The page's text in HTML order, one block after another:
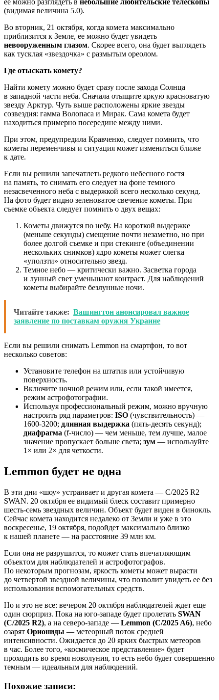
ее можно разглядеть в небольшие любительские телескопы
(видимая величина 5.0).
Во вторник, 21 октября, когда комета максимально
приблизится к Земле, ее можно будет увидеть
невооруженным глазом. Скорее всего, она будет выглядеть
как тусклая «звездочка» с размытым ореолом.
Где отыскать комету?
Найти комету можно будет сразу после захода Солнца
в западной части неба. Сначала отыщите яркую красноватую
звезду Арктур. Чуть выше расположены яркие звезды
созвездия: гамма Волопаса и Мирак. Сама комета будет
находиться примерно посередине между ними.
При этом, предупредила Кравченко, следует помнить, что
кометы переменчивы и ситуация может измениться ближе
к дате.
Если вы решили запечатлеть редкого небесного гостя
на память, то снимать его следует на фоне темного
незасвеченного неба с выдержкой всего несколько секунд.
На фото будет видно зеленоватое свечение кометы. При
съемке объекта следует помнить о двух вещах:
Кометы движутся по небу. На короткой выдержке
(меньше секунды) смещение почти незаметно, но при
более долгой съемке и при стекинге (объединении
нескольких снимков) ядро кометы может слегка
«уползти» относительно звезд.
Темное небо — критически важно. Засветка города
и лунный свет уменьшают контраст. Для наблюдений
кометы выбирайте безлунные ночи.
Читайте также: Вашингтон анонсировал важное
заявление по поставкам оружия Украине
Если вы решили снимать Lemmon на смартфон, то вот
несколько советов:
Установите телефон на штатив или устойчивую
поверхность.
Включите ночной режим или, если такой имеется,
режим астрофотографии.
Используя профессиональный режим, можно вручную
настроить ряд параметров: ISO (чувствительность) —
1600-3200; длинная выдержка (пять-десять секунд);
диафрагма (f-число) — чем меньше, тем лучше, малое
значение пропускает больше света; зум — используйте
1× или 2× для четкости.
Lemmon будет не одна
В эти дни «шоу» устраивает и другая комета — C/2025 R2
SWAN. 20 октября ее видимый блеск составит примерно
шесть-семь звездных величин. Объект будет виден в бинокль.
Сейчас комета находится недалеко от Земли и уже в это
воскресенье, 19 октября, подойдет максимально близко
к нашей планете — на расстояние 39 млн км.
Если она не разрушится, то может стать впечатляющим
объектом для наблюдателей и астрофотографов.
По некоторым прогнозам, яркость кометы может вырасти
до четвертой звездной величины, что позволит увидеть ее без
использования вспомогательных средств.
Но и это не все: вечером 20 октября наблюдателей ждет еще
один сюрприз. Пока на юго-западе будет пролетать SWAN
(C/2025 R2), а на северо-западе — Lemmon (C/2025 A6), небо
озарят Ориониды — метеорный поток средней
интенсивности. Ожидается до 20 ярких быстрых метеоров
в час. Более того, «космическое представление» будет
проходить во время новолуния, то есть небо будет совершенно
темным — идеальным для наблюдений.
Похожие записи: